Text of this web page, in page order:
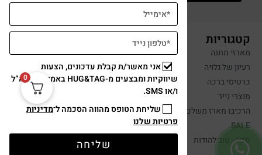
קטגוריות
מארזי מתנה
רעיון של גלויה
כרטיסי ברכה
מוצרי נייר
הרכיבו מארז משלכם
SALE
ספר - טוב להודות
0
אני מאשר/ת קבלת עדכונים, הצעות
שיווקיות ומבצעים מ-HUG&TAG באמצעות דוא”ל
ו/או SMS.
שליחת הטופס מהווה הסכמה ל־מדיניות
פרטיות שלנו
שליחה